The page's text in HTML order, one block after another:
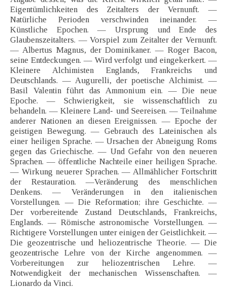
Eigentümlichkeiten des Zeitalters der Vernunft. —
Natürliche Perioden verschwinden ineinander. —
Künstliche Epochen. — Ursprung und Ende des
Glaubenszeitalters. — Vorspiel zum Zeitalter der Vernunft.
— Albertus Magnus, der Dominikaner. — Roger Bacon,
seine Entdeckungen. — Wird verfolgt und eingekerkert. —
Kleinere Alchimisten Englands, Frankreichs und
Deutschlands. — Augurelli, der poetische Alchimist. —
Basil Valentin führt das Ammonium ein. — Die neue
Epoche. — Schwierigkeit, sie wissenschaftlich zu
behandeln. — Kleinere Land- und Seereisen. — Teilnahme
anderer Nationen an diesen Ereignissen. — Epoche der
geistigen Bewegung. — Gebrauch des Lateinischen als
einer heiligen Sprache. — Ursachen der Abneigung Roms
gegen das Griechische. — Und Gefahr von den neueren
Sprachen. — öffentliche Nachteile einer heiligen Sprache.
— Wirkung neuerer Sprachen. — Allmählicher Fortschritt
der Restauration. —Veränderung des menschlichen
Denkens. — Veränderungen in den italienischen
Vorstellungen. — Die Reformation; ihre Geschichte. —
Der vorbereitende Zustand Deutschlands, Frankreichs,
Englands. — Römische astronomische Vorstellungen. —
Richtigere Vorstellungen unter einigen der Geistlichkeit. —
Die geozentrische und heliozentrische Theorie. — Die
geozentrische Lehre von der Kirche angenommen. —
Vorbereitungen zur heliozentrischen Lehre. —
Notwendigkeit der mechanischen Wissenschaften. —
Lionardo da Vinci.